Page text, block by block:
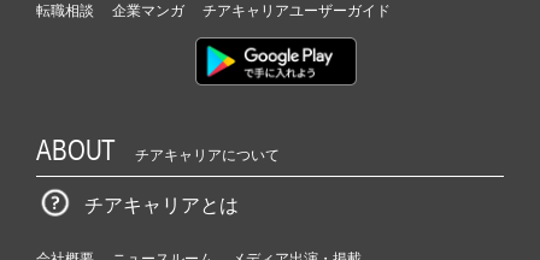
転職相談
企業マンガ チアキャリアユーザーガイド
ABOUT チアキャリアについて
チアキャリアとは